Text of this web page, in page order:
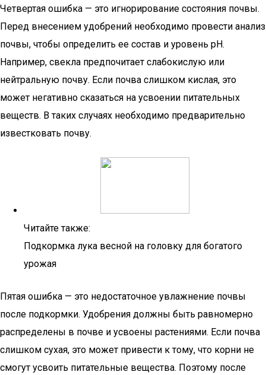
Четвертая ошибка — это игнорирование состояния почвы.
Перед внесением удобрений необходимо провести анализ
почвы, чтобы определить ее состав и уровень pH.
Например, свекла предпочитает слабокислую или
нейтральную почву. Если почва слишком кислая, это
может негативно сказаться на усвоении питательных
веществ. В таких случаях необходимо предварительно
известковать почву.
Читайте также:
Подкормка лука весной на головку для богатого
урожая
Пятая ошибка — это недостаточное увлажнение почвы
после подкормки. Удобрения должны быть равномерно
распределены в почве и усвоены растениями. Если почва
слишком сухая, это может привести к тому, что корни не
смогут усвоить питательные вещества. Поэтому после